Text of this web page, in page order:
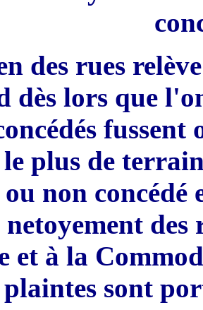
des rues relè
dès lors que
fussent
plus de
non concédé
ent des
et à la
sont